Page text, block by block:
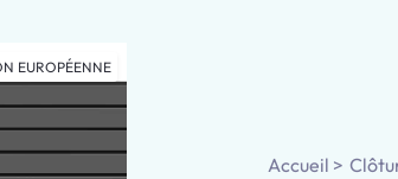
EUROPÉENNE
Accueil